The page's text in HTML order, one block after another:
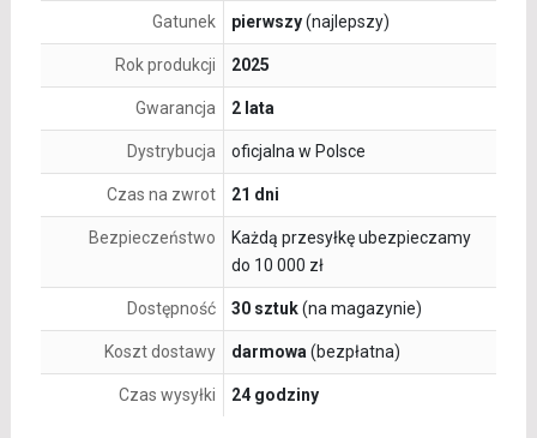
Gatunek pierwszy(najlepszy)
Rok produkcji 2025
Gwarancja 2 lata
Dystrybucja oficjalna w Polsce
Czas na zwrot 21 dni
Bezpieczeństwo
Każdą przesyłkę ubezpieczamy
do 10 000 zł
Dostępność 30 sztuk(na magazynie)
Koszt dostawy darmowa (bezpłatna)
Czas wysyłki 24 godziny